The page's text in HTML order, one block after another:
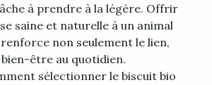
à prendre à la légère. Offrir
saine et naturelle à un animal
non seulement le lien,
bien-être au quotidien.
sélectionner le biscuit bio